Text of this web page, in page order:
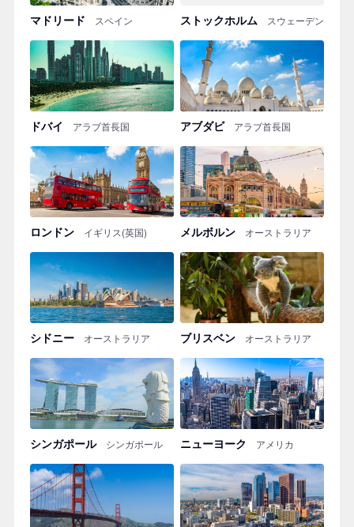
マドリード スペイン ストックホルム スウェーデン
ドバイ アラブ首長国 アブダビ アラブ首長国
ロンドン イギリス(英国) メルボルン オーストラリア
シドニー オーストラリア ブリスベン オーストラリア
シンガポール シンガポール ニューヨーク アメリカ